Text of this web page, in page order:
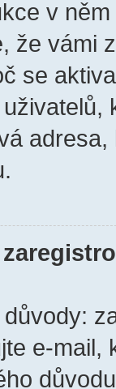
v
že vámi
se
uživatelů,
e-